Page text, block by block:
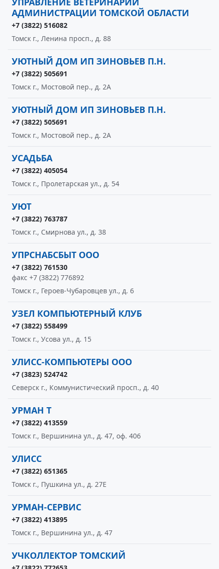
АДМИНИСТРАЦИИ ТОМСКОЙ ОБЛАСТИ
+7 (3822) 516082
Томск г., Ленина просп., д. 88
УЮТНЫЙ ДОМ ИП ЗИНОВЬЕВ П.Н.
+7 (3822) 505691
Томск г., Мостовой пер., д. 2А
УЮТНЫЙ ДОМ ИП ЗИНОВЬЕВ П.Н.
+7 (3822) 505691
Томск г., Мостовой пер., д. 2А
УСАДЬБА
+7 (3822) 405054
Томск г., Пролетарская ул., д. 54
УЮТ
+7 (3822) 763787
Томск г., Смирнова ул., д. 38
УПРСНАБСБЫТ ООО
+7 (3822) 761530
факс +7 (3822) 776892
Томск г., Героев-Чубаровцев ул., д. 6
УЗЕЛ КОМПЬЮТЕРНЫЙ КЛУБ
+7 (3822) 558499
Томск г., Усова ул., д. 15
УЛИСС-КОМПЬЮТЕРЫ ООО
+7 (3823) 524742
Северск г., Коммунистический просп., д. 40
УРМАН Т
+7 (3822) 413559
Томск г., Вершинина ул., д. 47, оф. 406
УЛИСС
+7 (3822) 651365
Томск г., Пушкина ул., д. 27Е
УРМАН-СЕРВИС
+7 (3822) 413895
Томск г., Вершинина ул., д. 47
УЧКОЛЛЕКТОР ТОМСКИЙ